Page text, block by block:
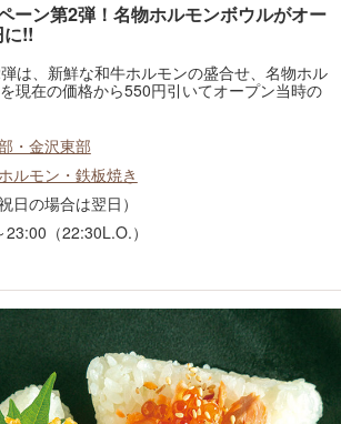
ーン第2弾！名物ホルモンボウルがオー
!!
は、新鮮な和牛ホルモンの盛合せ、名物ホル
現在の価格から550円引いてオープン当時の
・金沢東部
ルモン・鉄板焼き
日の場合は翌日）
（22:30L.O.）